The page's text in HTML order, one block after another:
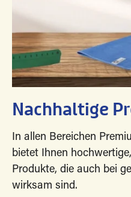
Nachhaltige
In allen Bereichen
bietet Ihnen
Produkte, die auch bei
wirksam sind.